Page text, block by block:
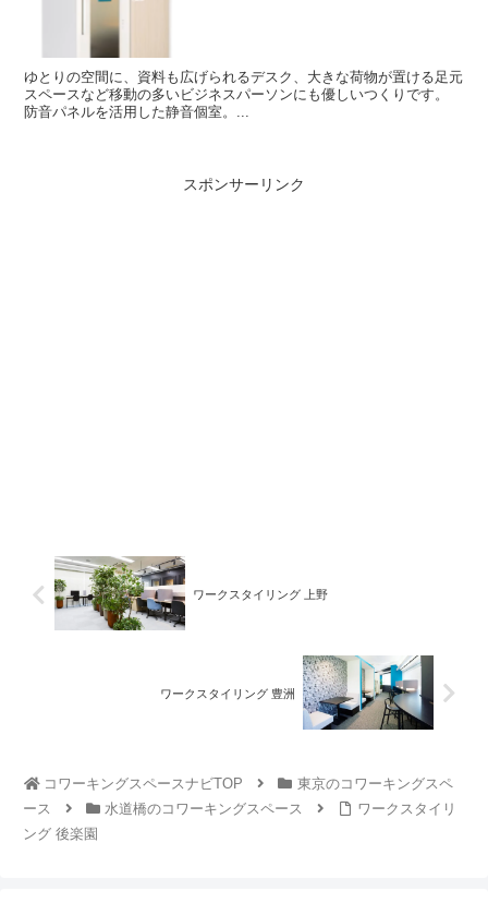
ゆとりの空間に、資料も広げられるデスク、大きな荷物が置ける足元
スペースなど移動の多いビジネスパーソンにも優しいつくりです。
防音パネルを活用した静音個室。...
スポンサーリンク
ワークスタイリング 上野
ワークスタイリング 豊洲
コワーキングスペースナビTOP
東京のコワーキングスペ
ース
水道橋のコワーキングスペース
ワークスタイリ
ング 後楽園